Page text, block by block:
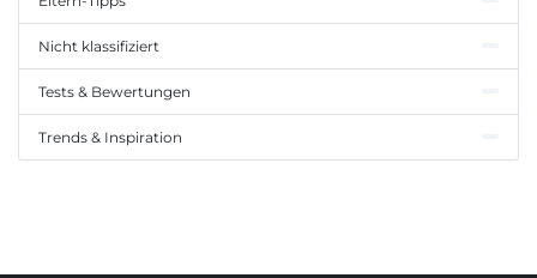
Nicht klassifiziert
Tests & Bewertungen
Trends & Inspiration